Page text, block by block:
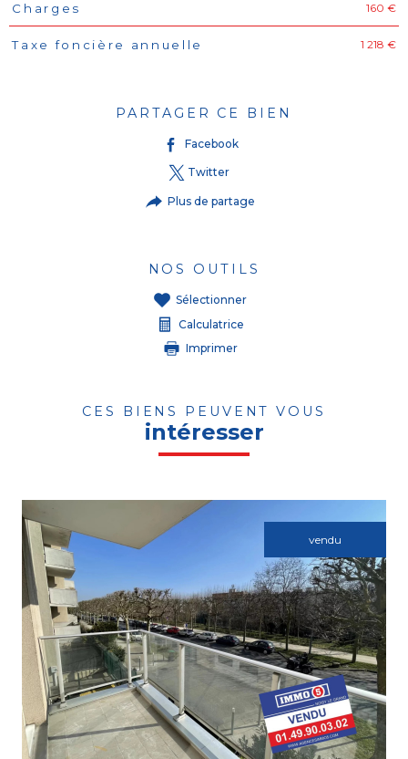
Charges 160 €
Taxe foncière annuelle 1 218 €
PARTAGER CE BIEN
Facebook
Twitter
Plus de partage
NOS OUTILS
Sélectionner
Calculatrice
Imprimer
CES BIENS PEUVENT VOUS
intéresser
vendu
Voir le bien